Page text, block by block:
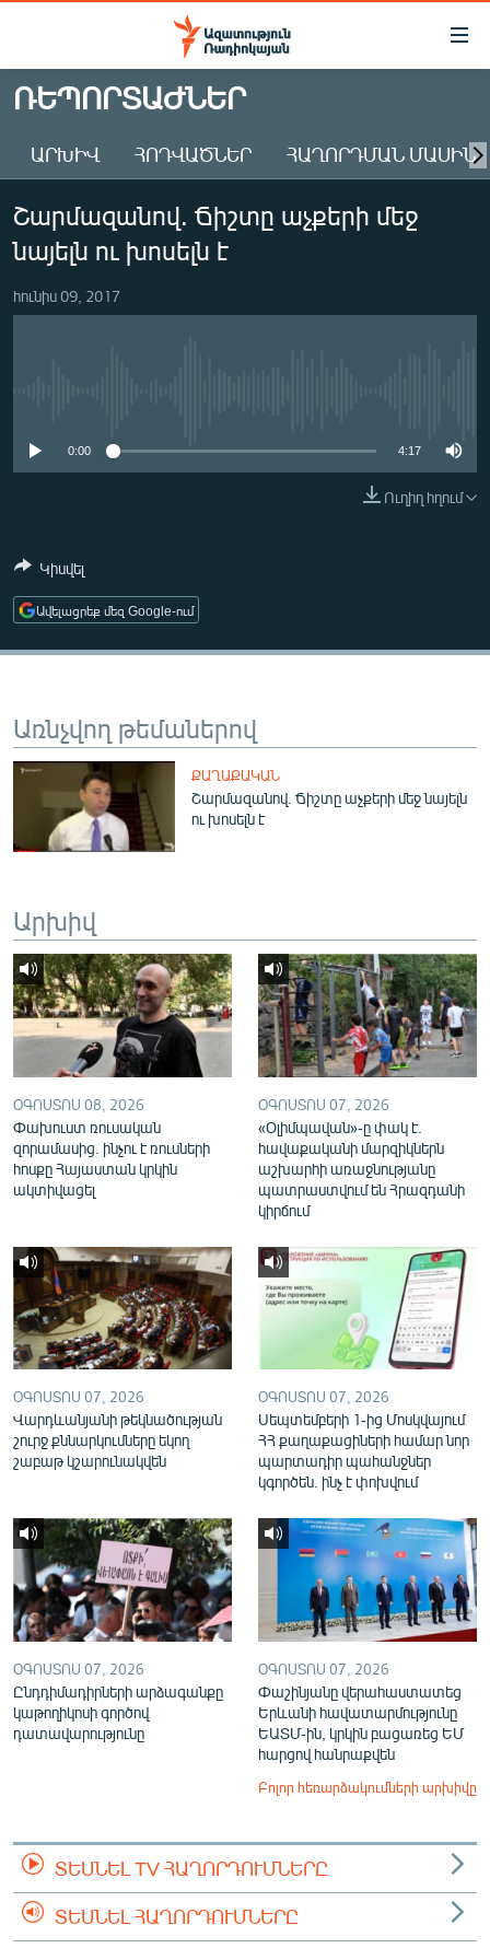
Մատչելիության
Անցնել
հիմնական
Անցնել
հիմնական
մենյուին
Որոնում
ԱԶԱՏՈՒԹՅՈՒՆ TV
ՀԱՅԱՍՏԱՆ
ԸՆՏՐՈՒԹՅՈՒՆՆԵՐ 2026
ԻՐԱՎՈՒՆՔ
ՀԱՍԱՐԱԿՈՒԹՅՈՒՆ
ՏԱՐԱԾԱՇՐՋԱՆ
ՄԵԿՆԱԲԱՆՈՒԹՅՈՒՆ
ԱՐԽԻՎ
ՏԵՍԱՆՅՈՒԹԵՐ
ԲԱՆԱՎԵՃ
Հայերեն
English
Русский
ՀԵՏԵՎԵՔ ՄԵԶ
«Ազատության» բոլոր կայքերը
ՌԵՊՈՐՏԱԺՆԵՐ
ԱՐԽԻՎ ՀՈԴՎԱԾՆԵՐ ՀԱՂՈՐԴՄԱՆ ՄԱՍԻՆ
Շարմազանով. Ճիշտը աչքերի մեջ
նայելն ու խոսելն է
հունիս 09, 2017
0:00 4:17
Ուղիղ հղում
Կիսվել
Ավելացրեք մեզ Google-ում
Առնչվող թեմաներով
ՔԱՂԱՔԱԿԱՆ
Շարմազանով. Ճիշտը աչքերի մեջ նայելն
ու խոսելն է
Արխիվ
ՕԳՈՍՏՈՍ 08, 2026
Փախուստ ռուսական
զորամասից. ինչու է ռուսների
հոսքը Հայաստան կրկին
ակտիվացել
ՕԳՈՍՏՈՍ 07, 2026
«Օլիմպավան»-ը փակ է.
հավաքականի մարզիկներն
աշխարհի առաջնությանը
պատրաստվում են Հրազդանի
կիրճում
ՕԳՈՍՏՈՍ 07, 2026
Վարդևանյանի թեկնածության
շուրջ քննարկումները եկող
շաբաթ կշարունակվեն
ՕԳՈՍՏՈՍ 07, 2026
Սեպտեմբերի 1-ից Մոսկվայում
ՀՀ քաղաքացիների համար նոր
պարտադիր պահանջներ
կգործեն. ինչ է փոխվում
ՕԳՈՍՏՈՍ 07, 2026
Ընդդիմադիրների արձագանքը
կաթողիկոսի գործով
դատավարությունը
ՕԳՈՍՏՈՍ 07, 2026
Փաշինյանը վերահաստատեց
Երևանի հավատարմությունը
ԵԱՏՄ-ին, կրկին բացառեց ԵՄ
հարցով հանրաքվեն
Բոլոր հեռարձակումների արխիվը
ՏԵՍՆԵԼ TV ՀԱՂՈՐԴՈՒՄՆԵՐԸ
ՏԵՍՆԵԼ ՀԱՂՈՐԴՈՒՄՆԵՐԸ